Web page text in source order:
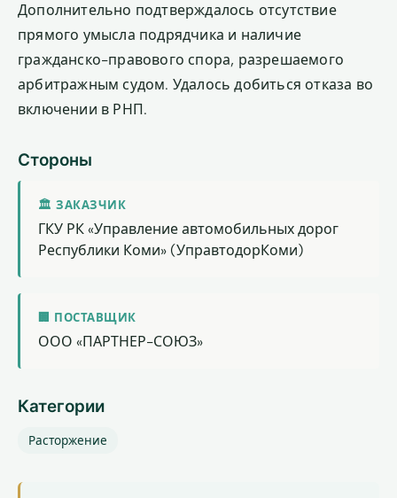
Дополнительно подтверждалось отсутствие
прямого умысла подрядчика и наличие
гражданско-правового спора, разрешаемого
арбитражным судом. Удалось добиться отказа во
включении в РНП.
Стороны
🏛 ЗАКАЗЧИК
ГКУ РК «Управление автомобильных дорог
Республики Коми» (УправтодорКоми)
🏢 ПОСТАВЩИК
ООО «ПАРТНЕР-СОЮЗ»
Категории
Расторжение